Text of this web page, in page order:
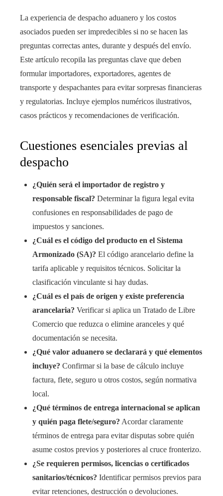
La experiencia de despacho aduanero y los costos
asociados pueden ser impredecibles si no se hacen las
preguntas correctas antes, durante y después del envío.
Este artículo recopila las preguntas clave que deben
formular importadores, exportadores, agentes de
transporte y despachantes para evitar sorpresas financieras
y regulatorias. Incluye ejemplos numéricos ilustrativos,
casos prácticos y recomendaciones de verificación.
Cuestiones esenciales previas al
despacho
¿Quién será el importador de registro y
responsable fiscal? Determinar la figura legal evita
confusiones en responsabilidades de pago de
impuestos y sanciones.
¿Cuál es el código del producto en el Sistema
Armonizado (SA)? El código arancelario define la
tarifa aplicable y requisitos técnicos. Solicitar la
clasificación vinculante si hay dudas.
¿Cuál es el país de origen y existe preferencia
arancelaria? Verificar si aplica un Tratado de Libre
Comercio que reduzca o elimine aranceles y qué
documentación se necesita.
¿Qué valor aduanero se declarará y qué elementos
incluye? Confirmar si la base de cálculo incluye
factura, flete, seguro u otros costos, según normativa
local.
¿Qué términos de entrega internacional se aplican
y quién paga flete/seguro? Acordar claramente
términos de entrega para evitar disputas sobre quién
asume costos previos y posteriores al cruce fronterizo.
¿Se requieren permisos, licencias o certificados
sanitarios/técnicos? Identificar permisos previos para
evitar retenciones, destrucción o devoluciones.